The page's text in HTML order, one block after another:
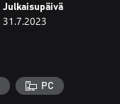
Julkaisupäivä
31.7.2023
PC